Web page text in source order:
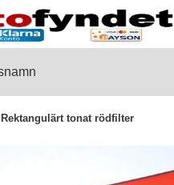
Startsidan för
Rektangulärt tonat rödfilter